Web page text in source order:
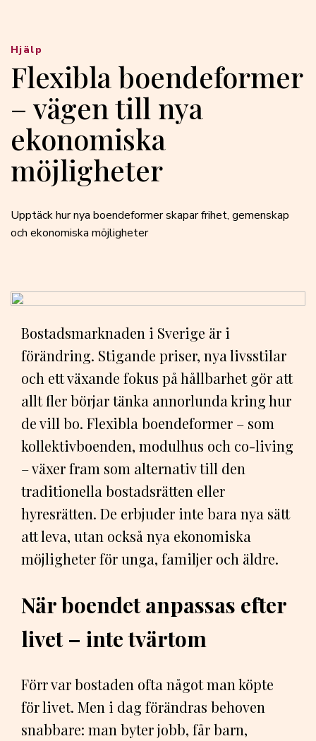
Flexibla boendeformer
– vägen till nya
ekonomiska
möjligheter
Upptäck hur nya boendeformer skapar frihet, gemenskap
och ekonomiska möjligheter
Hjälp
Bostadsmarknaden i Sverige är i
förändring. Stigande priser, nya livsstilar
och ett växande fokus på hållbarhet gör att
allt fler börjar tänka annorlunda kring hur
de vill bo. Flexibla boendeformer – som
kollektivboenden, modulhus och co-living
– växer fram som alternativ till den
traditionella bostadsrätten eller
hyresrätten. De erbjuder inte bara nya sätt
att leva, utan också nya ekonomiska
möjligheter för unga, familjer och äldre.
När boendet anpassas efter
livet – inte tvärtom
Förr var bostaden ofta något man köpte
för livet. Men i dag förändras behoven
snabbare: man byter jobb, får barn,